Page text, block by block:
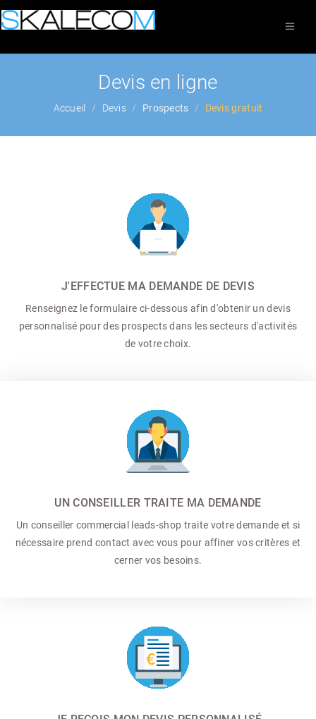
Devis en ligne
Accueil Devis Prospects Devis gratuit
J'EFFECTUE MA DEMANDE DE DEVIS
Renseignez le formulaire ci-dessous afin d'obtenir un devis
personnalisé pour des prospects dans les secteurs d'activités
de votre choix.
UN CONSEILLER TRAITE MA DEMANDE
Un conseiller commercial
leads-shop traite votre demande et si
nécessaire prend contact avec vous pour affiner vos critères et
cerner vos besoins.